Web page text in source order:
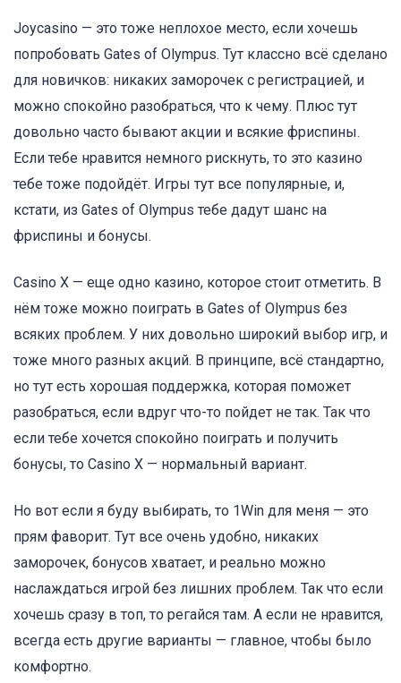
Joycasino — это тоже неплохое место, если хочешь
попробовать Gates of Olympus. Тут классно всё сделано
для новичков: никаких заморочек с регистрацией, и
можно спокойно разобраться, что к чему. Плюс тут
довольно часто бывают акции и всякие фриспины.
Если тебе нравится немного рискнуть, то это казино
тебе тоже подойдёт. Игры тут все популярные, и,
кстати, из Gates of Olympus тебе дадут шанс на
фриспины и бонусы.
Casino X — еще одно казино, которое стоит отметить. В
нём тоже можно поиграть в Gates of Olympus без
всяких проблем. У них довольно широкий выбор игр, и
тоже много разных акций. В принципе, всё стандартно,
но тут есть хорошая поддержка, которая поможет
разобраться, если вдруг что-то пойдет не так. Так что
если тебе хочется спокойно поиграть и получить
бонусы, то Casino X — нормальный вариант.
Но вот если я буду выбирать, то 1Win для меня — это
прям фаворит. Тут все очень удобно, никаких
заморочек, бонусов хватает, и реально можно
наслаждаться игрой без лишних проблем. Так что если
хочешь сразу в топ, то регайся там. А если не нравится,
всегда есть другие варианты — главное, чтобы было
комфортно.